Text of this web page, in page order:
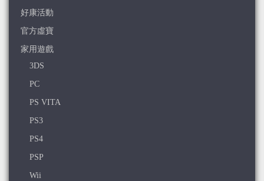
好康活動
官方虛寶
家用遊戲
3DS
PC
PS VITA
PS3
PS4
PSP
Wii